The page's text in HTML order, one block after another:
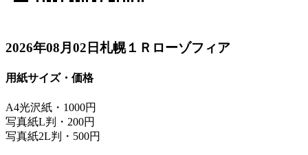
2026年08月02日札幌１Ｒローゾフィア
用紙サイズ・価格
A4光沢紙・1000円
写真紙L判・200円
写真紙2L判・500円